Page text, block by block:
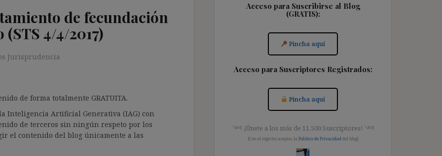
de fecundación
4/4/2017)
Jurisprudencia
de forma totalmente GRATUITA.
Inteligencia Artificial Generativa (IAG) con
de terceros sin ningún respeto por los
el contenido del blog únicamente a las
Acceso para Suscribirse al Blog
(GRATIS):
Pincha aquí
Acceso para Suscriptores Registrados:
Pincha aquí
༺ ¡Únete a los más de 11.500 Suscriptores! ༺
[Con el registro aceptas la Política de Privacidad del blog]